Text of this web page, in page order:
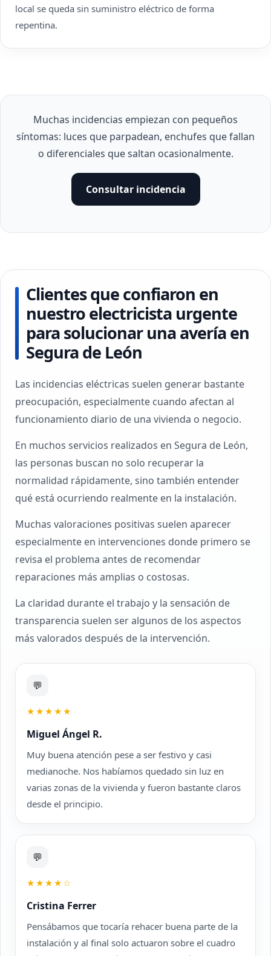
local se queda sin suministro eléctrico de forma
repentina.
Muchas incidencias empiezan con pequeños
síntomas: luces que parpadean, enchufes que fallan
o diferenciales que saltan ocasionalmente.
Consultar incidencia
Clientes que confiaron en
nuestro electricista urgente
para solucionar una avería en
Segura de León
Las incidencias eléctricas suelen generar bastante
preocupación, especialmente cuando afectan al
funcionamiento diario de una vivienda o negocio.
En muchos servicios realizados en Segura de León,
las personas buscan no solo recuperar la
normalidad rápidamente, sino también entender
qué está ocurriendo realmente en la instalación.
Muchas valoraciones positivas suelen aparecer
especialmente en intervenciones donde primero se
revisa el problema antes de recomendar
reparaciones más amplias o costosas.
La claridad durante el trabajo y la sensación de
transparencia suelen ser algunos de los aspectos
más valorados después de la intervención.
💬
★★★★★
Miguel Ángel R.
Muy buena atención pese a ser festivo y casi
medianoche. Nos habíamos quedado sin luz en
varias zonas de la vivienda y fueron bastante claros
desde el principio.
💬
★★★★☆
Cristina Ferrer
Pensábamos que tocaría rehacer buena parte de la
instalación y al final solo actuaron sobre el cuadro